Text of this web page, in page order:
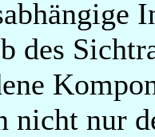
des
nicht nur